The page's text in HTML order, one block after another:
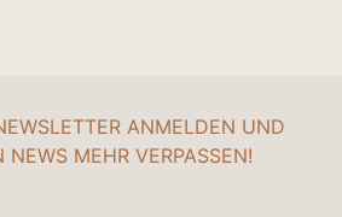
ANMELDEN UND
NEWS MEHR VERPASSEN!